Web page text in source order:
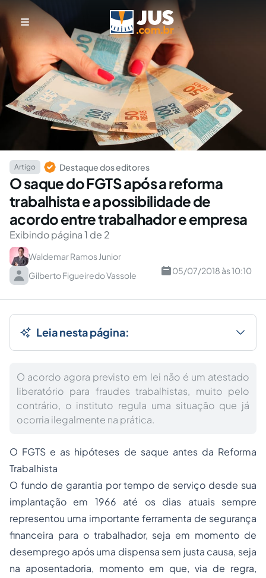
Artigo Destaque dos editores
O saque do FGTS após a reforma
trabalhista e a possibilidade de
acordo entre trabalhador e empresa
Exibindo página 1 de 2
Waldemar Ramos Junior
Gilberto Figueiredo Vassole
05/07/2018 às 10:10
Leia nesta página:
O acordo agora previsto em lei não é um atestado
liberatório para fraudes trabalhistas, muito pelo
contrário, o instituto regula uma situação que já
ocorria ilegalmente na prática.
O FGTS e as hipóteses de saque antes da Reforma
Trabalhista
O fundo de garantia por tempo de serviço desde sua
implantação em 1966 até os dias atuais sempre
representou uma importante ferramenta de segurança
financeira para o trabalhador, seja em momento de
desemprego após uma dispensa sem justa causa, seja
na aposentadoria, momento em que, via de regra,